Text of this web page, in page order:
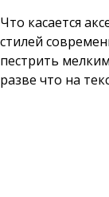
Что касается
стилей
пестрить
разве что на